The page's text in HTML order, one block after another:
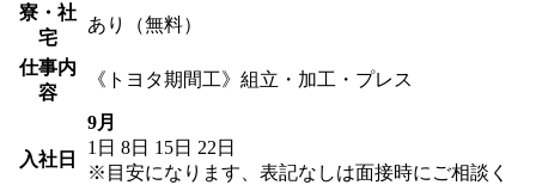
寮・社
宅
あり（無料）
仕事内
容
《トヨタ期間工》組立・加工・プレス
入社日
9月
1日 8日 15日 22日
※目安になります、表記なしは面接時にご相談く